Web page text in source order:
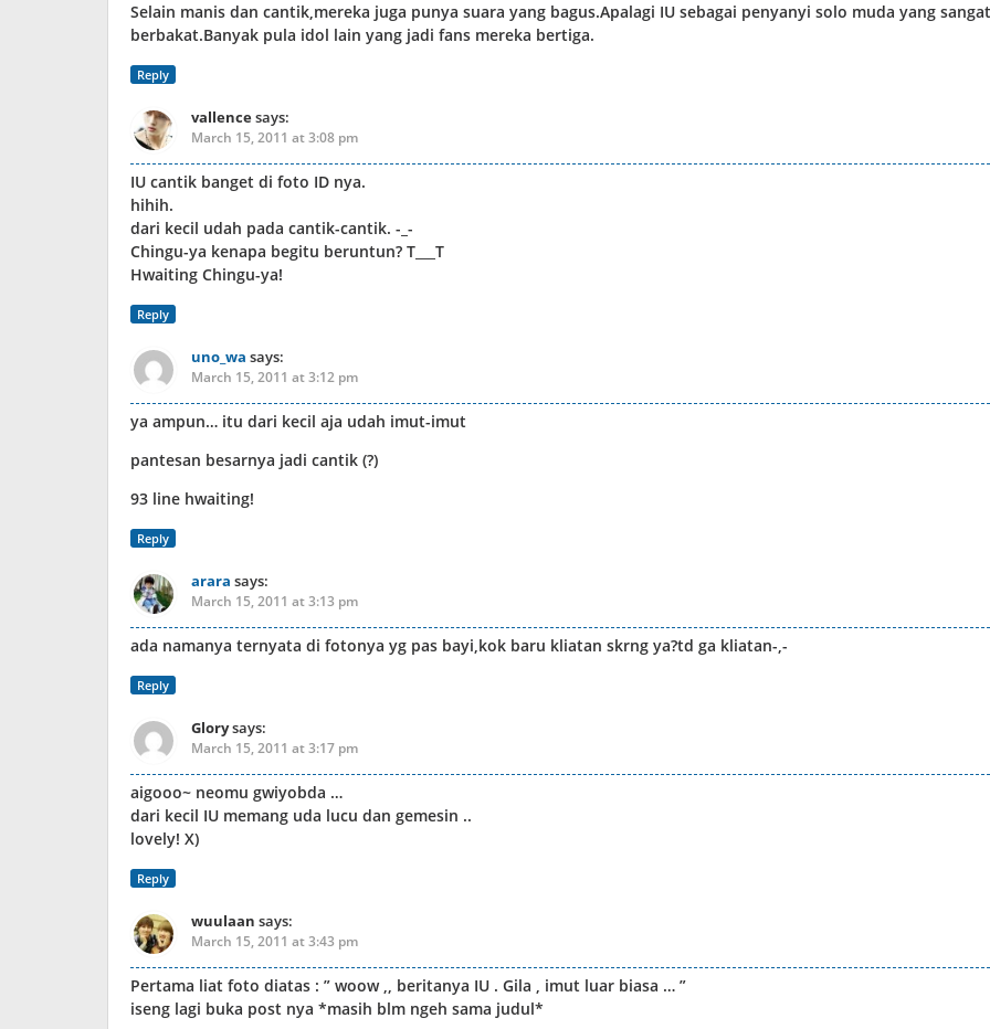
Selain manis dan cantik,mereka juga punya suara yang bagus.Apalagi IU sebagai penyanyi solo muda yang sangat
berbakat.Banyak pula idol lain yang jadi fans mereka bertiga.
Reply
vallencesays:
March 15, 2011 at 3:08 pm
IU cantik banget di foto ID nya.
hihih.
dari kecil udah pada cantik-cantik. -_-
Chingu-ya kenapa begitu beruntun? T___T
Hwaiting Chingu-ya!
Reply
uno_wa says:
March 15, 2011 at 3:12 pm
ya ampun… itu dari kecil aja udah imut-imut
pantesan besarnya jadi cantik (?)
93 line hwaiting!
Reply
arara says:
March 15, 2011 at 3:13 pm
ada namanya ternyata di fotonya yg pas bayi,kok baru kliatan skrng ya?td ga kliatan-,-
Reply
Glorysays:
March 15, 2011 at 3:17 pm
aigooo~ neomu gwiyobda …
dari kecil IU memang uda lucu dan gemesin ..
lovely! X)
Reply
wuulaan says:
March 15, 2011 at 3:43 pm
Pertama liat foto diatas : ” woow ,, beritanya IU . Gila , imut luar biasa … ”
iseng lagi buka post nya *masih blm ngeh sama judul*